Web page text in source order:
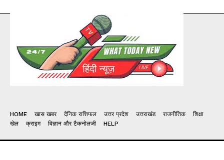
HOME खास खबर दैनिक राशिफल उत्तर प्रदेश उत्तराखंड राजनीतिक
शिक्षा
खेल
क्राइम विज्ञान और टैकनोलजी HELP